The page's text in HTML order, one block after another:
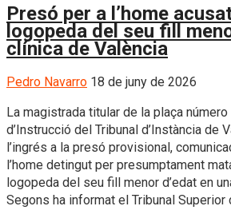
Presó per a l’home
logopeda del seu fill
clínica de València
Pedro Navarro 18 de juny de 2026
La magistrada titular de la plaça
d’Instrucció del Tribunal d’Instància de
l’ingrés a la presó provisional,
l’home detingut per presumptament
logopeda del seu fill menor d’edat en
Segons ha informat el Tribunal Superior